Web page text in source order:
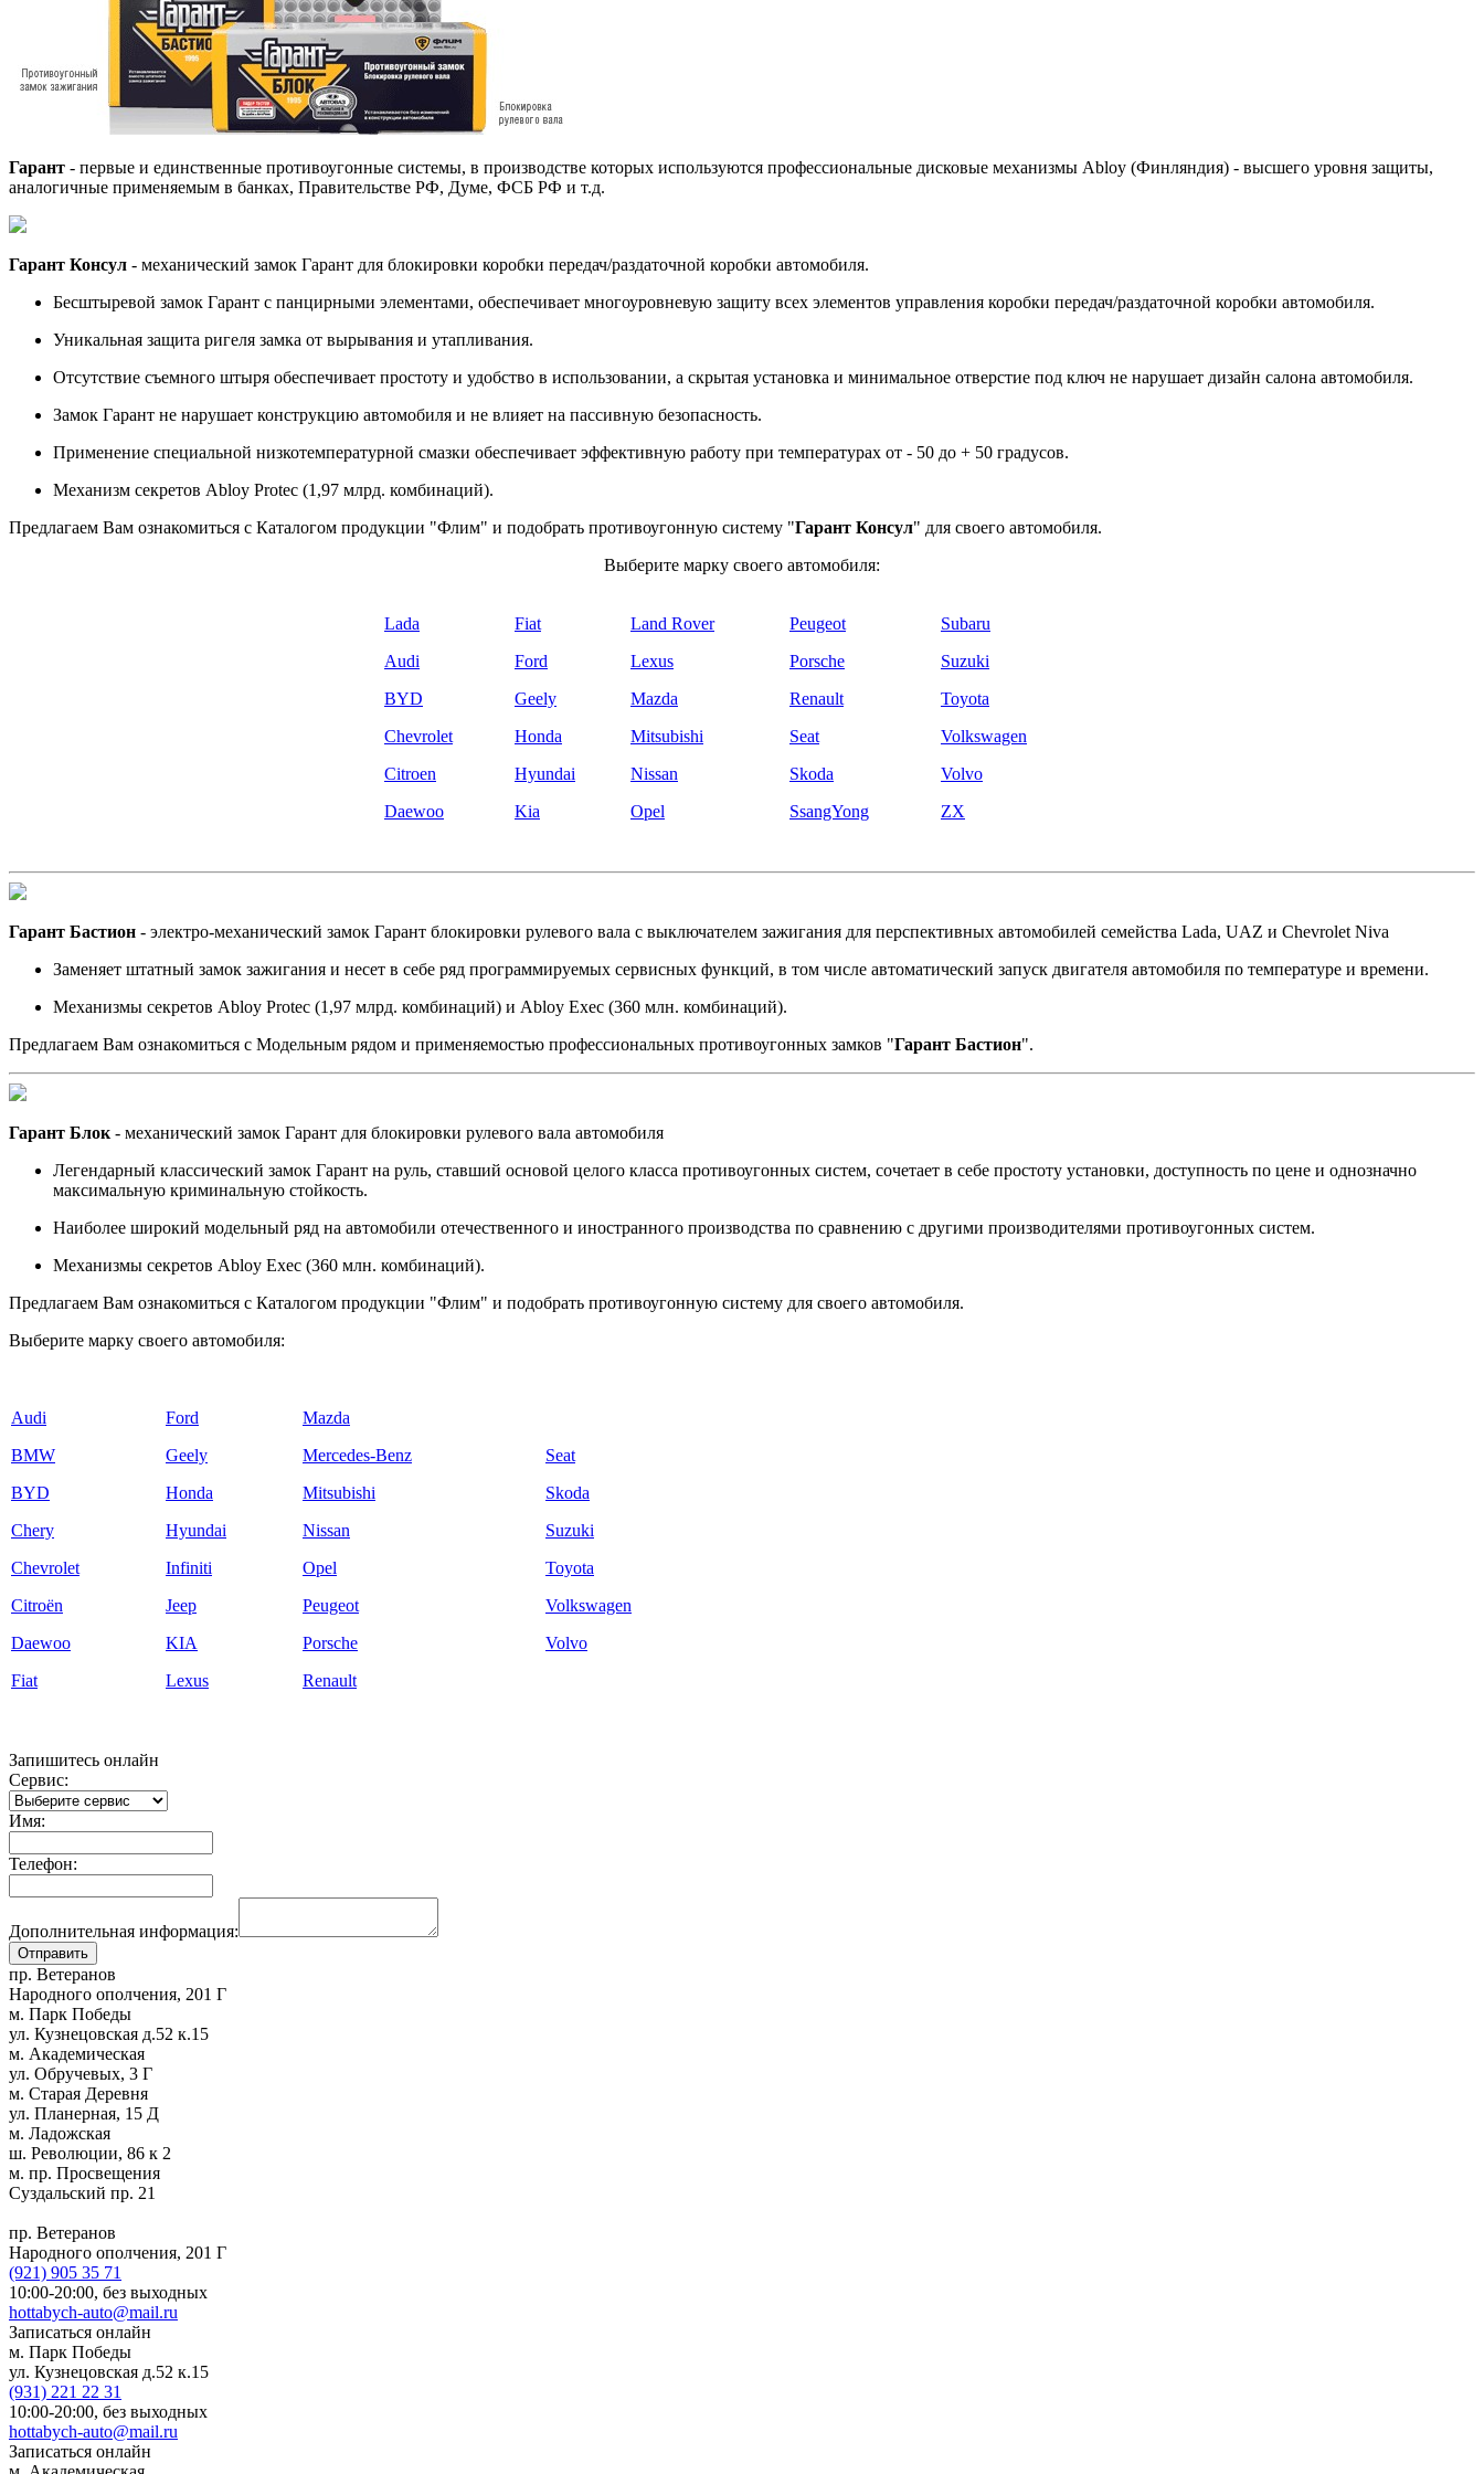
Гарант - первые и единственные противоугонные системы, в производстве которых используются профессиональные дисковые механизмы Abloy (Финляндия) - высшего уровня защиты,
аналогичные применяемым в банках, Правительстве РФ, Думе, ФСБ РФ и т.д.
Гарант Консул - механический замок Гарант для блокировки коробки передач/раздаточной коробки автомобиля.
Бесштыревой замок Гарант с панцирными элементами, обеспечивает многоуровневую защиту всех элементов управления коробки передач/раздаточной коробки автомобиля.
Уникальная защита ригеля замка от вырывания и утапливания.
Отсутствие съемного штыря обеспечивает простоту и удобство в использовании, а скрытая установка и минимальное отверстие под ключ не нарушает дизайн салона автомобиля.
Замок Гарант не нарушает конструкцию автомобиля и не влияет на пассивную безопасность.
Применение специальной низкотемпературной смазки обеспечивает эффективную работу при температурах от - 50 до + 50 градусов.
Механизм секретов Abloy Protec (1,97 млрд. комбинаций).
Предлагаем Вам ознакомиться с Каталогом продукции "Флим" и подобрать противоугонную систему "Гарант Консул" для своего автомобиля.
Выберите марку своего автомобиля:
Lada
Audi
BYD
Chevrolet
Citroen
Daewoo
Fiat
Ford
Geely
Honda
Hyundai
Kia
Land Rover
Lexus
Mazda
Mitsubishi
Nissan
Opel
Peugeot
Porsche
Renault
Seat
Skoda
SsangYong
Subaru
Suzuki
Toyota
Volkswagen
Volvo
ZX
Гарант Бастион - электро-механический замок Гарант блокировки рулевого вала с выключателем зажигания для перспективных автомобилей семейства Lada, UAZ и Chevrolet Niva
Заменяет штатный замок зажигания и несет в себе ряд программируемых сервисных функций, в том числе автоматический запуск двигателя автомобиля по температуре и времени.
Механизмы секретов Abloy Protec (1,97 млрд. комбинаций) и Abloy Exec (360 млн. комбинаций).
Предлагаем Вам ознакомиться с Модельным рядом и применяемостью профессиональных противоугонных замков "Гарант Бастион".
Гарант Блок - механический замок Гарант для блокировки рулевого вала автомобиля
Легендарный классический замок Гарант на руль, ставший основой целого класса противоугонных систем, сочетает в себе простоту установки, доступность по цене и однозначно
максимальную криминальную стойкость.
Наиболее широкий модельный ряд на автомобили отечественного и иностранного производства по сравнению с другими производителями противоугонных систем.
Механизмы секретов Abloy Exec (360 млн. комбинаций).
Предлагаем Вам ознакомиться с Каталогом продукции "Флим" и подобрать противоугонную систему для своего автомобиля.
Выберите марку своего автомобиля:
Audi
BMW
BYD
Chery
Chevrolet
Citroёn
Daewoo
Fiat
Ford
Geely
Honda
Hyundai
Infiniti
Jeep
KIA
Lexus
Mazda
Mercedes-Benz
Mitsubishi
Nissan
Opel
Peugeot
Porsche
Renault
Seat
Skoda
Suzuki
Toyota
Volkswagen
Volvo
Запишитесь онлайн
Сервис:
Имя:
Телефон:
Дополнительная информация:
пр. Ветеранов
Народного ополчения, 201 Г
м. Парк Победы
ул. Кузнецовская д.52 к.15
м. Академическая
ул. Обручевых, 3 Г
м. Старая Деревня
ул. Планерная, 15 Д
м. Ладожская
ш. Революции, 86 к 2
м. пр. Просвещения
Суздальский пр. 21
пр. Ветеранов
Народного ополчения, 201 Г
(921) 905 35 71
10:00-20:00, без выходных
hottabych-auto@mail.ru
Записаться онлайн
м. Парк Победы
ул. Кузнецовская д.52 к.15
(931) 221 22 31
10:00-20:00, без выходных
hottabych-auto@mail.ru
Записаться онлайн